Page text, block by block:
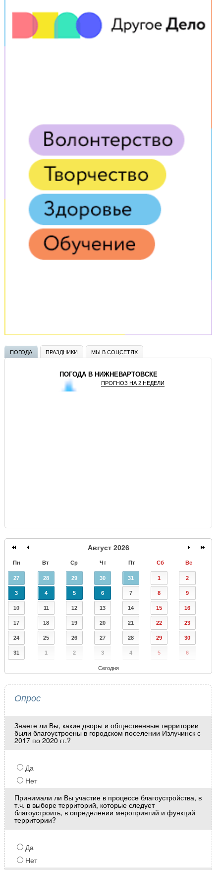
ПОГОДА ПРАЗДНИКИ МЫ В СОЦСЕТЯХ
ПОГОДА В НИЖНЕВАРТОВСКЕ
ПРОГНОЗ НА 2 НЕДЕЛИ
Август 2026
Пн Вт Ср Чт Пт Сб Вс
27 28 29 30 31 1 2
3 4 5 6 7 8 9
10 11 12 13 14 15 16
17 18 19 20 21 22 23
24 25 26 27 28 29 30
31 1 2 3 4 5 6
Сегодня
Опрос
Знаете ли Вы, какие дворы и общественные территории
были благоустроены в городском поселении Излучинск с
2017 по 2020 гг.?
Да
Нет
Принимали ли Вы участие в процессе благоустройства, в
т.ч. в выборе территорий, которые следует
благоустроить, в определении мероприятий и функций
территории?
Да
Нет